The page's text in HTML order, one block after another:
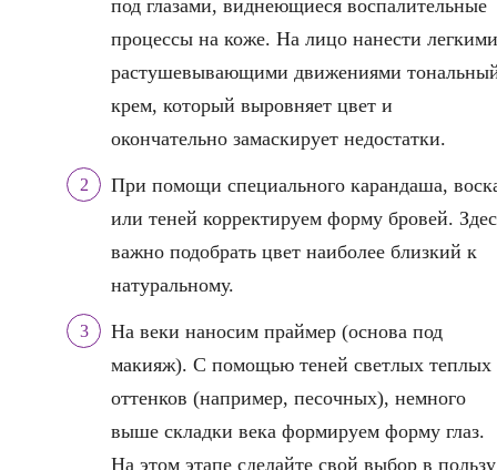
под глазами, виднеющиеся воспалительные
процессы на коже. На лицо нанести легкими
растушевывающими движениями
крем, который выровняет цвет и
окончательно замаскирует недостатки.
При помощи специального карандаша,
или теней корректируем форму бровей.
важно подобрать цвет наиболее близкий к
натуральному.
На веки наносим праймер (основа под
макияж). С помощью теней светлых теплых
оттенков (например, песочных), немного
выше складки века формируем форму глаз.
На этом этапе сделайте свой выбор в пользу